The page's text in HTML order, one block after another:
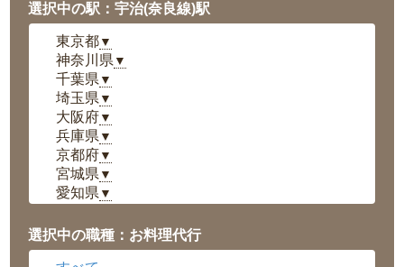
選択中の駅：宇治(奈良線)駅
東京都▼
神奈川県 ▼
千葉県 ▼
埼玉県 ▼
大阪府▼
兵庫県 ▼
京都府▼
宮城県 ▼
愛知県 ▼
岡山県▼
広島県▼
選択中の職種：お料理代行